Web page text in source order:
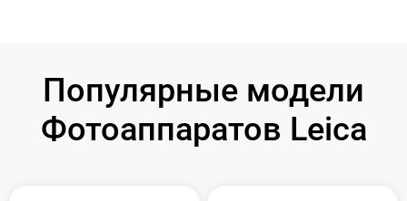
Популярные модели
Фотоаппаратов Leica